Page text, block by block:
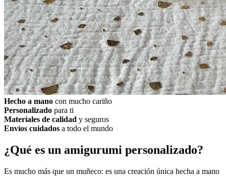
Hecho a mano con mucho cariño
Personalizado para ti
Materiales de calidad y seguros
Envíos cuidados a todo el mundo
¿Qué es un amigurumi personalizado?
Es mucho más que un muñeco: es una creación única hecha a mano